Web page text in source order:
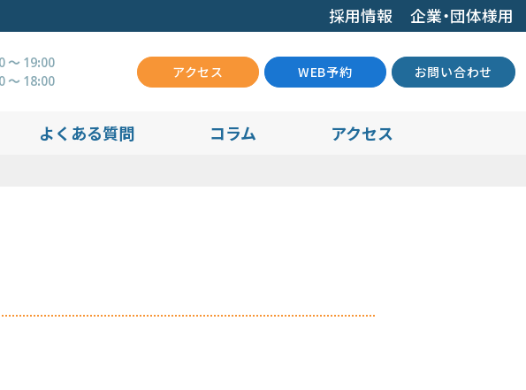
採用情報 企業・団体様用
～ 19:00
～ 18:00
アクセス WEB予約 お問い合わせ
よくある質問 コラム アクセス